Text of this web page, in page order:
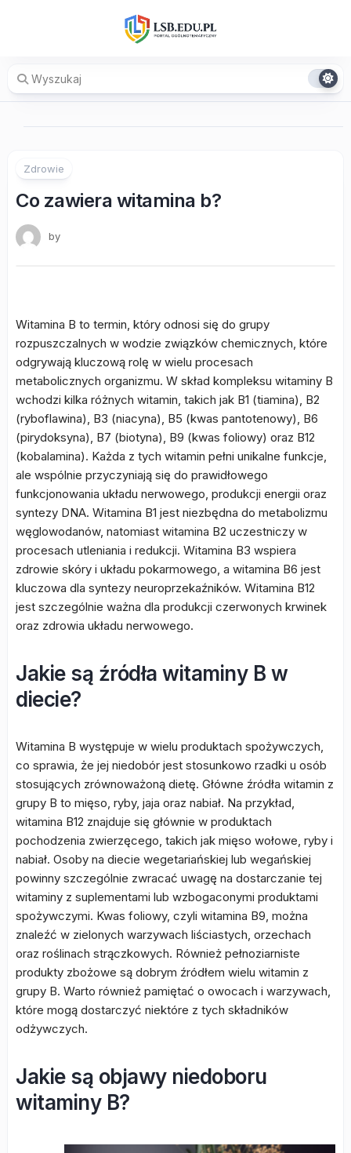
Zdrowie
Co zawiera witamina b?
by
Witamina B to termin, który odnosi się do grupy
rozpuszczalnych w wodzie związków chemicznych, które
odgrywają kluczową rolę w wielu procesach
metabolicznych organizmu. W skład kompleksu witaminy B
wchodzi kilka różnych witamin, takich jak B1 (tiamina), B2
(ryboflawina), B3 (niacyna), B5 (kwas pantotenowy), B6
(pirydoksyna), B7 (biotyna), B9 (kwas foliowy) oraz B12
(kobalamina). Każda z tych witamin pełni unikalne funkcje,
ale wspólnie przyczyniają się do prawidłowego
funkcjonowania układu nerwowego, produkcji energii oraz
syntezy DNA. Witamina B1 jest niezbędna do metabolizmu
węglowodanów, natomiast witamina B2 uczestniczy w
procesach utleniania i redukcji. Witamina B3 wspiera
zdrowie skóry i układu pokarmowego, a witamina B6 jest
kluczowa dla syntezy neuroprzekaźników. Witamina B12
jest szczególnie ważna dla produkcji czerwonych krwinek
oraz zdrowia układu nerwowego.
Jakie są źródła witaminy B w
diecie?
Witamina B występuje w wielu produktach spożywczych,
co sprawia, że jej niedobór jest stosunkowo rzadki u osób
stosujących zrównoważoną dietę. Główne źródła witamin z
grupy B to mięso, ryby, jaja oraz nabiał. Na przykład,
witamina B12 znajduje się głównie w produktach
pochodzenia zwierzęcego, takich jak mięso wołowe, ryby i
nabiał. Osoby na diecie wegetariańskiej lub wegańskiej
powinny szczególnie zwracać uwagę na dostarczanie tej
witaminy z suplementami lub wzbogaconymi produktami
spożywczymi. Kwas foliowy, czyli witamina B9, można
znaleźć w zielonych warzywach liściastych, orzechach
oraz roślinach strączkowych. Również pełnoziarniste
produkty zbożowe są dobrym źródłem wielu witamin z
grupy B. Warto również pamiętać o owocach i warzywach,
które mogą dostarczyć niektóre z tych składników
odżywczych.
Jakie są objawy niedoboru
witaminy B?